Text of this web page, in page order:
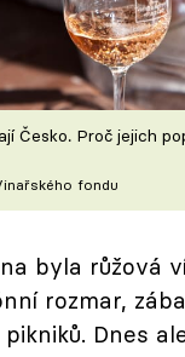
Česko. Proč jejich
fondu
byla růžová
rozmar,
Dnes